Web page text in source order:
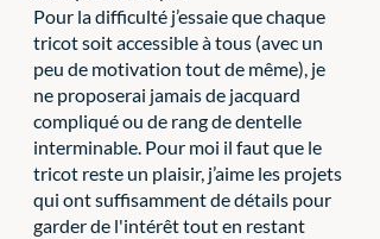
Pour la difficulté j’essaie que chaque
tricot soit accessible à tous (avec un
peu de motivation tout de même), je
ne proposerai jamais de jacquard
compliqué ou de rang de dentelle
interminable. Pour moi il faut que le
tricot reste un plaisir, j’aime les projets
qui ont suffisamment de détails pour
garder de l'intérêt tout en restant